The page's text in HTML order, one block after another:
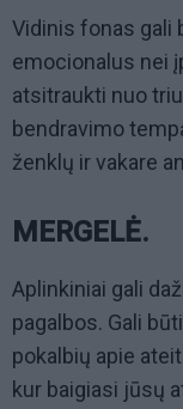
Vidinis fonas gali
emocionalus nei
atsitraukti nuo
bendravimo
ženklų ir vakare
MERGELĖ.
Aplinkiniai gali
pagalbos. Gali
pokalbių apie
kur baigiasi jūsų